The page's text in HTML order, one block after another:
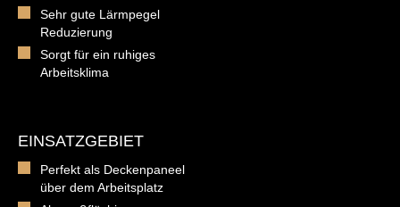
Sehr gute Lärmpegel
Reduzierung
Sorgt für ein ruhiges
Arbeitsklima
EINSATZGEBIET
Perfekt als Deckenpaneel
über dem Arbeitsplatz